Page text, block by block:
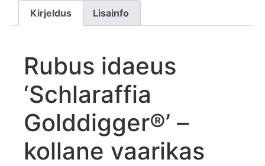
Kirjeldus Lisainfo
Rubus idaeus
‘Schlaraffia
Golddigger®’ –
kollane vaarikas